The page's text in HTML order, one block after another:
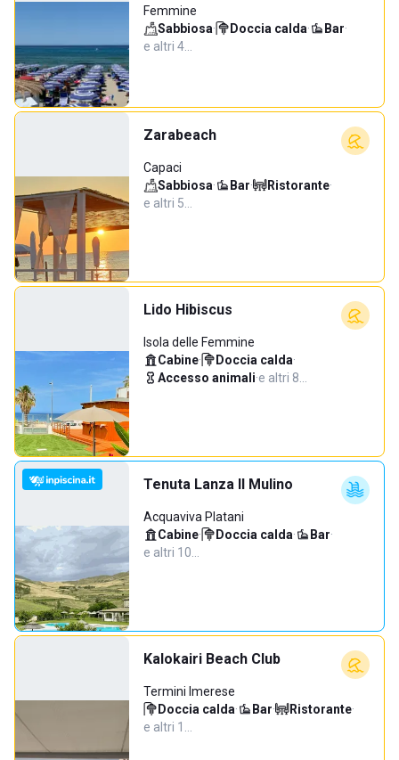
Femmine
Sabbiosa· Doccia calda· Bar·
e altri 4…
Zarabeach
Capaci
Sabbiosa· Bar· Ristorante·
e altri 5…
Lido Hibiscus
Isola delle Femmine
Cabine· Doccia calda·
Accesso animali·e altri 8…
Tenuta Lanza Il Mulino
Acquaviva Platani
Cabine· Doccia calda· Bar·
e altri 10…
Kalokairi Beach Club
Termini Imerese
Doccia calda· Bar· Ristorante·
e altri 1…